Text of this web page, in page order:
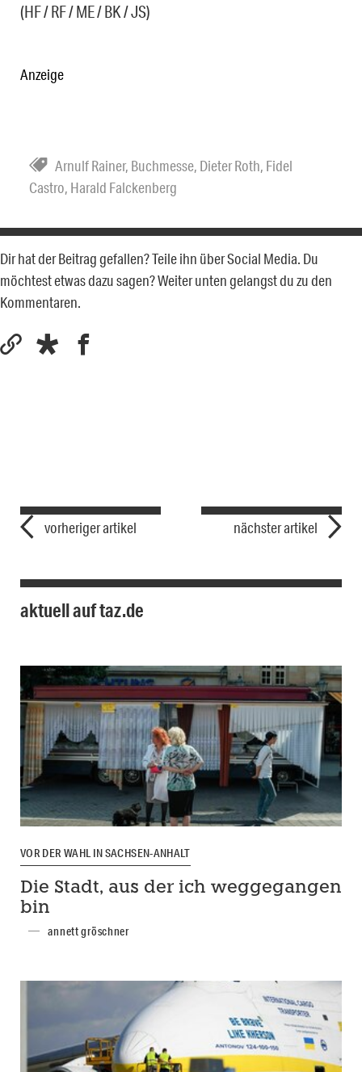
(HF / RF / ME / BK / JS)
Anzeige
Arnulf Rainer, Buchmesse, Dieter Roth, Fidel
Castro, Harald Falckenberg
Dir hat der Beitrag gefallen? Teile ihn über Social Media. Du
möchtest etwas dazu sagen? Weiter unten gelangst du zu den
Kommentaren.
vorheriger artikel nächster artikel
aktuell auf taz.de
VOR DER WAHL IN SACHSEN-ANHALT
Die Stadt, aus der ich weggegangen
bin
annett gröschner